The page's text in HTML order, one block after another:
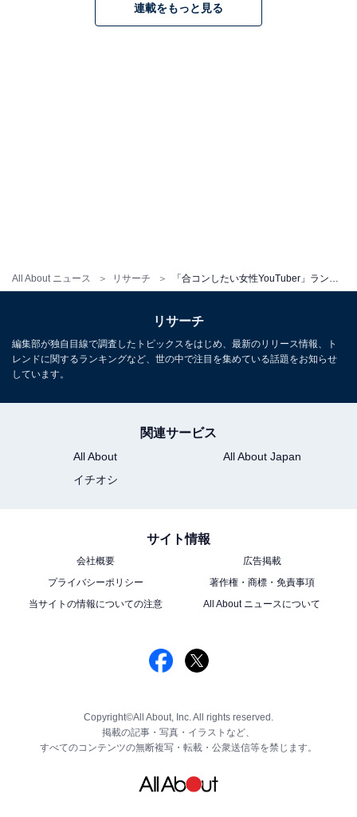
All About ニュース リサーチ
連載をもっと見る
リサーチ
編集部が独自目線で調査したトピックスをはじめ、最新のリリース情報、ト
レンドに関するランキングなど、世の中で注目を集めている話題をお知らせ
しています。
関連サービス
All About
All About Japan
イチオシ
サイト情報
会社概要
広告掲載
プライバシーポリシー
著作権・商標・免責事項
当サイトの情報についての注意
All About ニュースについて
Copyright©All About, Inc. All rights reserved.
掲載の記事・写真・イラストなど、
すべてのコンテンツの無断複写・転載・公衆送信等を禁じます。